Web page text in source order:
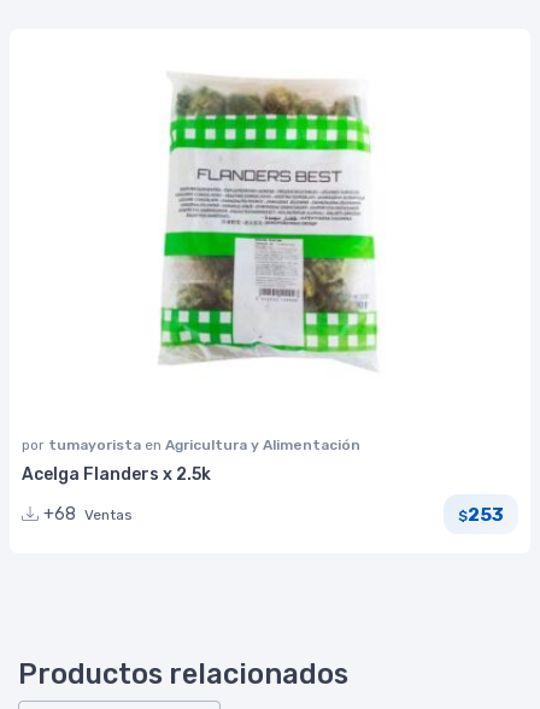
por tumayorista en Agricultura y Alimentación
Acelga Flanders x 2.5k
+68 Ventas $253
Productos relacionados